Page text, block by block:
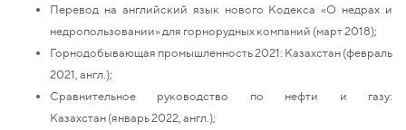
Перевод на английский язык нового Кодекса «О недрах и
недропользовании» для горнорудных компаний (март 2018);
Горнодобывающая промышленность 2021: Казахстан (февраль
2021, англ.);
Сравнительное руководство по нефти и газу:
Казахстан (январь 2022, англ.);